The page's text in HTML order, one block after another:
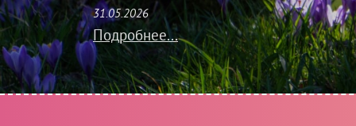
31.05.2026
Подробнее...